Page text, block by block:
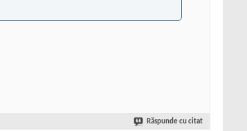
Răspunde cu citat